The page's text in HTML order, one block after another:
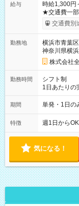
給与
時給1,300円
★交通費一部支給 時給1,300円～ ※試験・役
※勤務回数
り！】 希望
例】 ・河合
×8時間＝日
円の場合あ
円（役割手当
間】試用期間
交通費別
勤務地
横浜市青葉区
神奈川県横
株式会社
勤務時間
シフト制
1日あたり
間は 試験に
期間 単発・1日の
特徴 週1日から
気になる！